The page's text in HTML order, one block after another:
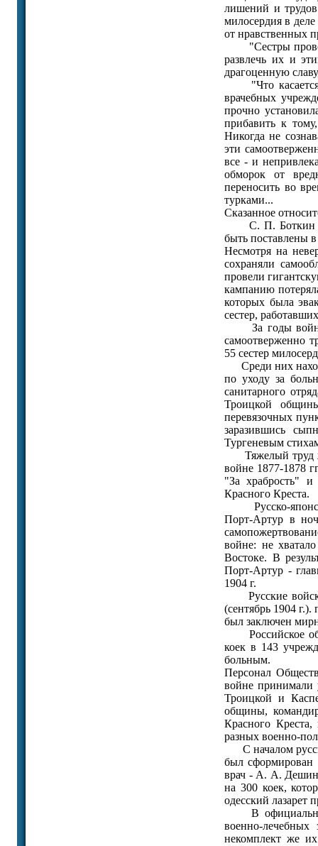
лишений и трудов
милосердия в
от нравственных
"Сестры
развлечь их и
драгоценную
"Что касается
врачебных
прочно
прибавить к
Никогда не
эти
все - и
обморок от
переносить во
турками...
Сказанное
С. П. Боткин в
быть поставлены
Несмотря на
сохраняли
провели
кампанию
которых была
сестер,
За годы войны
самоотверженно
55 сестер
Среди них
по уходу за
санитарного
Троицкой
перевязочных
заразившись
Тургеневым
Тяжелый труд
войне 1877-1878
"За храбрость"
Красного Креста.
Русско-
Порт-Артур в
войне: не
Востоке. В
Порт-Артур -
1904 г.
Русские войска
(сентябрь 1904
был заключен
Российское
коек в 143
больным.
Персонал
войне принимали
Троицкой и
общины,
Красного Креста,
разных военно-
С началом
был сформирован
врач - А. А.
на 300 коек,
одесский лазарет
В официальном
военно-
некомплект же